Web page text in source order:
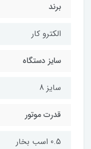
برند
الکترو کار
سایز دستگاه
سایز 8
قدرت موتور
0.5 اسب بخار